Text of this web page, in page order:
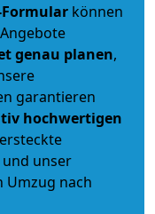
können
genau planen,
garantieren
hochwertigen
und unser
Umzug nach